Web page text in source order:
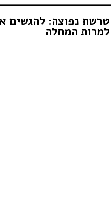
טרשת נפוצה: להגשים
למרות המחלה